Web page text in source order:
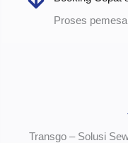
Proses
Transgo – Solusi